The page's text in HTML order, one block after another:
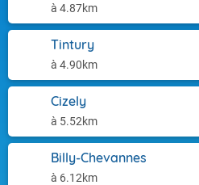
à 4.87km
Tintury
à 4.90km
Cizely
à 5.52km
Billy-Chevannes
à 6.12km